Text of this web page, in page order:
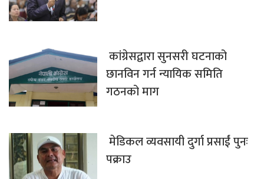
कांग्रेसद्वारा सुनसरी घटनाको
छानविन गर्न न्यायिक समिति
गठनको माग
मेडिकल व्यवसायी दुर्गा प्रसाईं पुनः
पक्राउ